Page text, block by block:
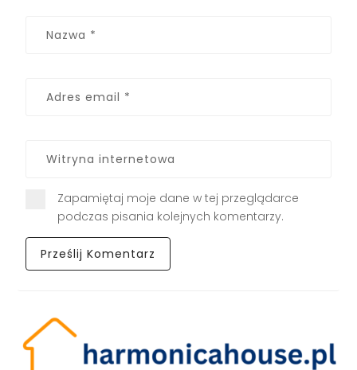
Zapamiętaj moje dane w tej przeglądarce
podczas pisania kolejnych komentarzy.